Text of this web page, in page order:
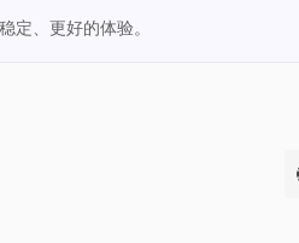
定、更好的体验。